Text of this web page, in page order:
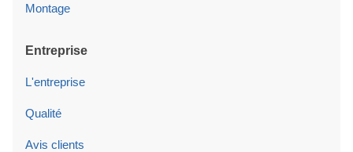
Montage
Entreprise
L'entreprise
Qualité
Avis clients